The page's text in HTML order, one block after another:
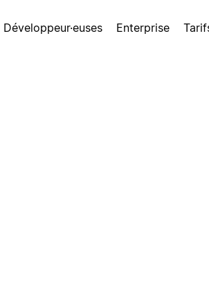
Développeur·euses Enterprise